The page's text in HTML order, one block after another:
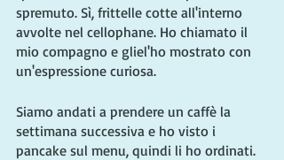
spremuto. Sì, frittelle cotte all'interno
avvolte nel cellophane. Ho chiamato il
mio compagno e gliel'ho mostrato con
un'espressione curiosa.
Siamo andati a prendere un caffè la
settimana successiva e ho visto i
pancake sul menu, quindi li ho ordinati.